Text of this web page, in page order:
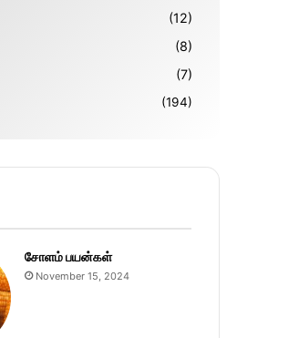
(12)
(8)
(7)
(194)
சோளம் பயன்கள்
November 15, 2024